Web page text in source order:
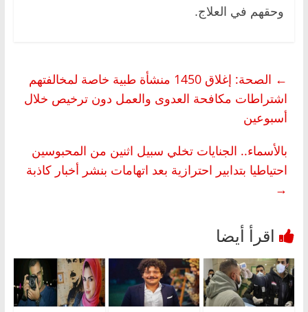
وحقهم في العلاج.
←
الصحة: إغلاق 1450 منشأة طبية خاصة لمخالفتهم
اشتراطات مكافحة العدوى والعمل دون ترخيص خلال
أسبوعين
بالأسماء.. الجنايات تخلي سبيل اثنين من المحبوسين
احتياطيا بتدابير احترازية بعد اتهامات بنشر أخبار كاذبة
→